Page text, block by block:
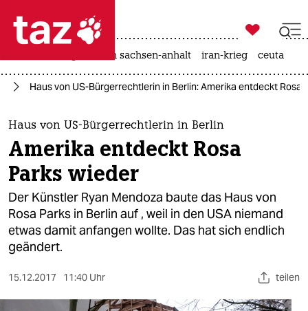
 taz zahl ich
taz zahl ich
themen
politik
öko
gesellschaft
kultur
sport

taz zahl ich
landtagswahl in sachsen-anhalt iran-krieg ceuta
Haus von US-Bürgerrechtlerin in Berlin: Amerika entdeckt Rosa
Haus von US-Bürgerrechtlerin in Berlin
Amerika entdeckt Rosa
Parks wieder
Der Künstler Ryan Mendoza baute das Haus von
Rosa Parks in Berlin auf , weil in den USA niemand
etwas damit anfangen wollte. Das hat sich endlich
geändert.
15.12.2017 11:40 Uhr teilen